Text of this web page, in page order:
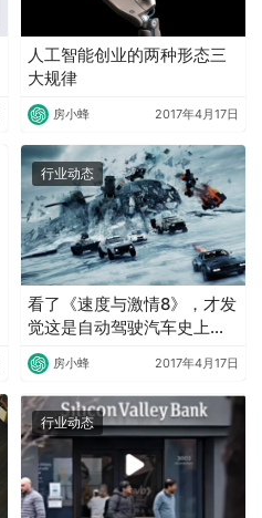
人工智能创业的两种形态三
大规律
房小蜂 2017年4月17日
行业动态
看了《速度与激情8》，才发
觉这是自动驾驶汽车史上被
黑得最惨的一次
房小蜂 2017年4月17日
行业动态